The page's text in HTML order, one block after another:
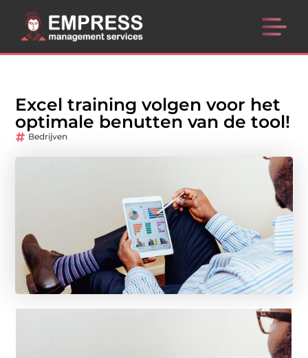
Excel training volgen voor het
optimale benutten van de tool!
Bedrijven